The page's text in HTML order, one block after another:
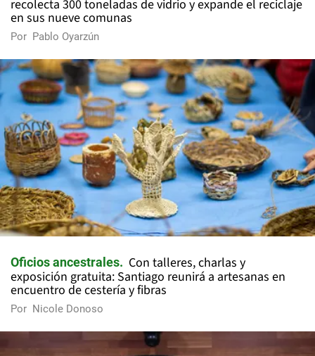
recolecta 300 toneladas de vidrio y expande el reciclaje
en sus nueve comunas
Por Pablo Oyarzún
Oficios ancestrales
Con talleres, charlas y
exposición gratuita: Santiago reunirá a artesanas en
encuentro de cestería y fibras
Por Nicole Donoso